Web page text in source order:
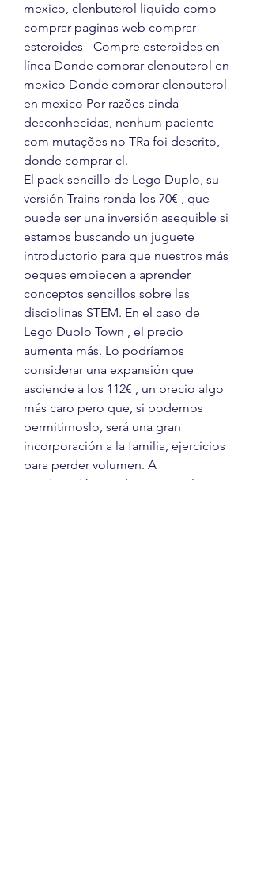
mexico, clenbuterol liquido como
comprar paginas web comprar
esteroides - Compre esteroides en
línea Donde comprar clenbuterol en
mexico Donde comprar clenbuterol
en mexico Por razões ainda
desconhecidas, nenhum paciente
com mutações no TRa foi descrito,
donde comprar cl.
El pack sencillo de Lego Duplo, su
versión Trains ronda los 70€ , que
puede ser una inversión asequible si
estamos buscando un juguete
introductorio para que nuestros más
peques empiecen a aprender
conceptos sencillos sobre las
disciplinas STEM. En el caso de
Lego Duplo Town , el precio
aumenta más. Lo podríamos
considerar una expansión que
asciende a los 112€ , un precio algo
más caro pero que, si podemos
permitirnoslo, será una gran
incorporación a la familia, ejercicios
para perder volumen. A
continuación, os destacamos las